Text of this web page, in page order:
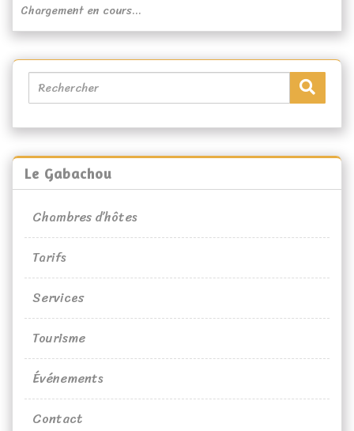
Chargement en cours...
Le Gabachou
Chambres d’hôtes
Tarifs
Services
Tourisme
Événements
Contact